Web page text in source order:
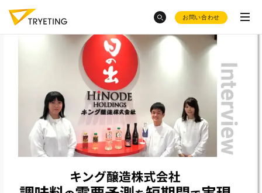
ノーコード予測AI・UMWELT(ウムベルト)
シフト作成AI・HRBEST(ハーベスト)
会社概要
ご活用事例
お役立ち資料集
お問い合わせ
トピックスから探す
混載物流事業での物量予測がしたい
ノーコードで予測業務を簡単
にできる？
AI活用の現場のホンネ
レンタル数予測の成功事例は？